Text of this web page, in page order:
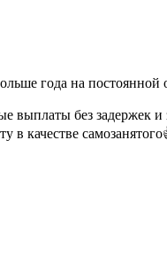
года на
выплаты без задержек
в качестве